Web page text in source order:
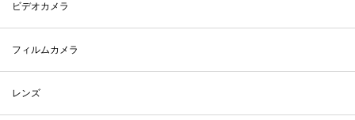
ビデオカメラ
フィルムカメラ
レンズ